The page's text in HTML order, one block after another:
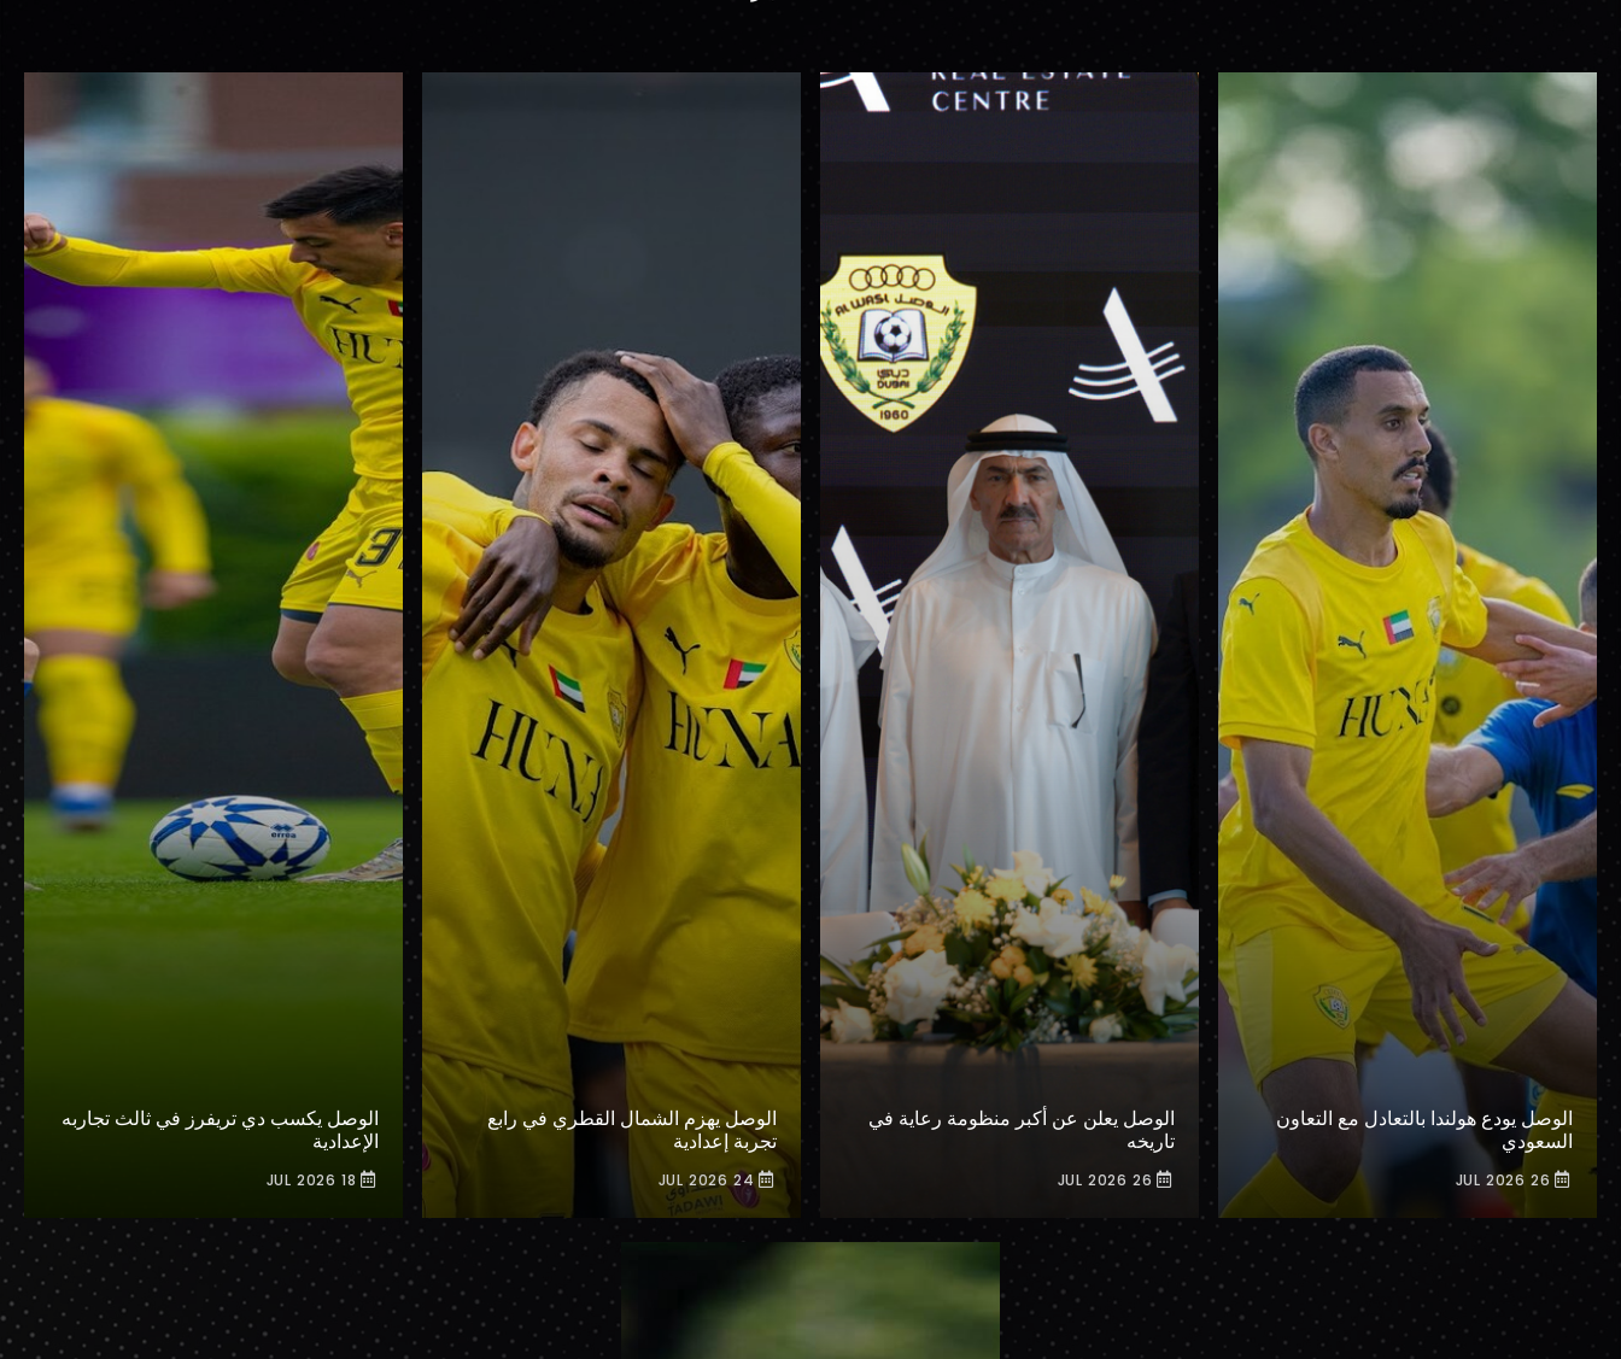
الوصل يودع هولندا بالتعادل مع التعاون
السعودي
26 JUL 2026
الوصل يعلن عن أكبر منظومة رعاية في
تاريخه
26 JUL 2026
الوصل يهزم الشمال القطري في رابع
تجربة إعدادية
24 JUL 2026
الوصل يكسب دي تريفرز في ثالث تجاربه
الإعدادية
18 JUL 2026